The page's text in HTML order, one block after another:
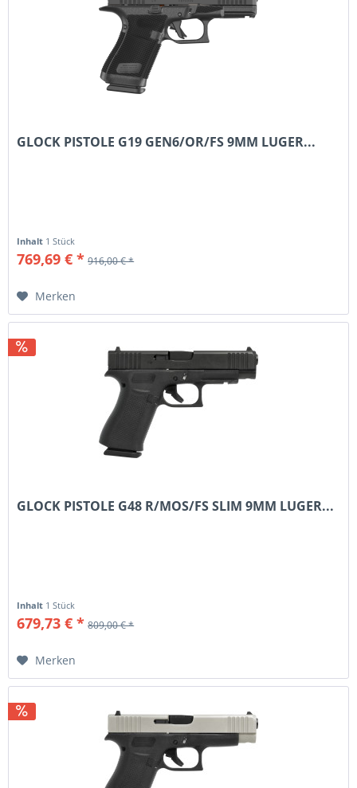
GLOCK PISTOLE G19 GEN6/OR/FS 9MM LUGER...
Inhalt 1 Stück
769,69 € * 916,00 € *
Merken
GLOCK PISTOLE G48 R/MOS/FS SLIM 9MM LUGER...
Inhalt 1 Stück
679,73 € * 809,00 € *
Merken